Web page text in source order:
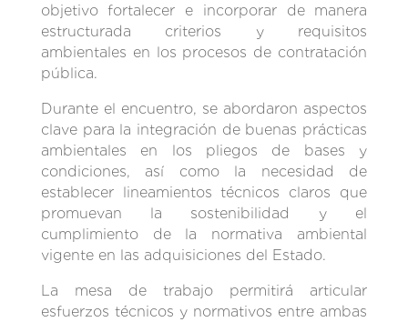
objetivo fortalecer e incorporar de manera
estructurada criterios y requisitos
ambientales en los procesos de contratación
pública.
Durante el encuentro, se abordaron aspectos
clave para la integración de buenas prácticas
ambientales en los pliegos de bases y
condiciones, así como la necesidad de
establecer lineamientos técnicos claros que
promuevan la sostenibilidad y el
cumplimiento de la normativa ambiental
vigente en las adquisiciones del Estado.
La mesa de trabajo permitirá articular
esfuerzos técnicos y normativos entre ambas